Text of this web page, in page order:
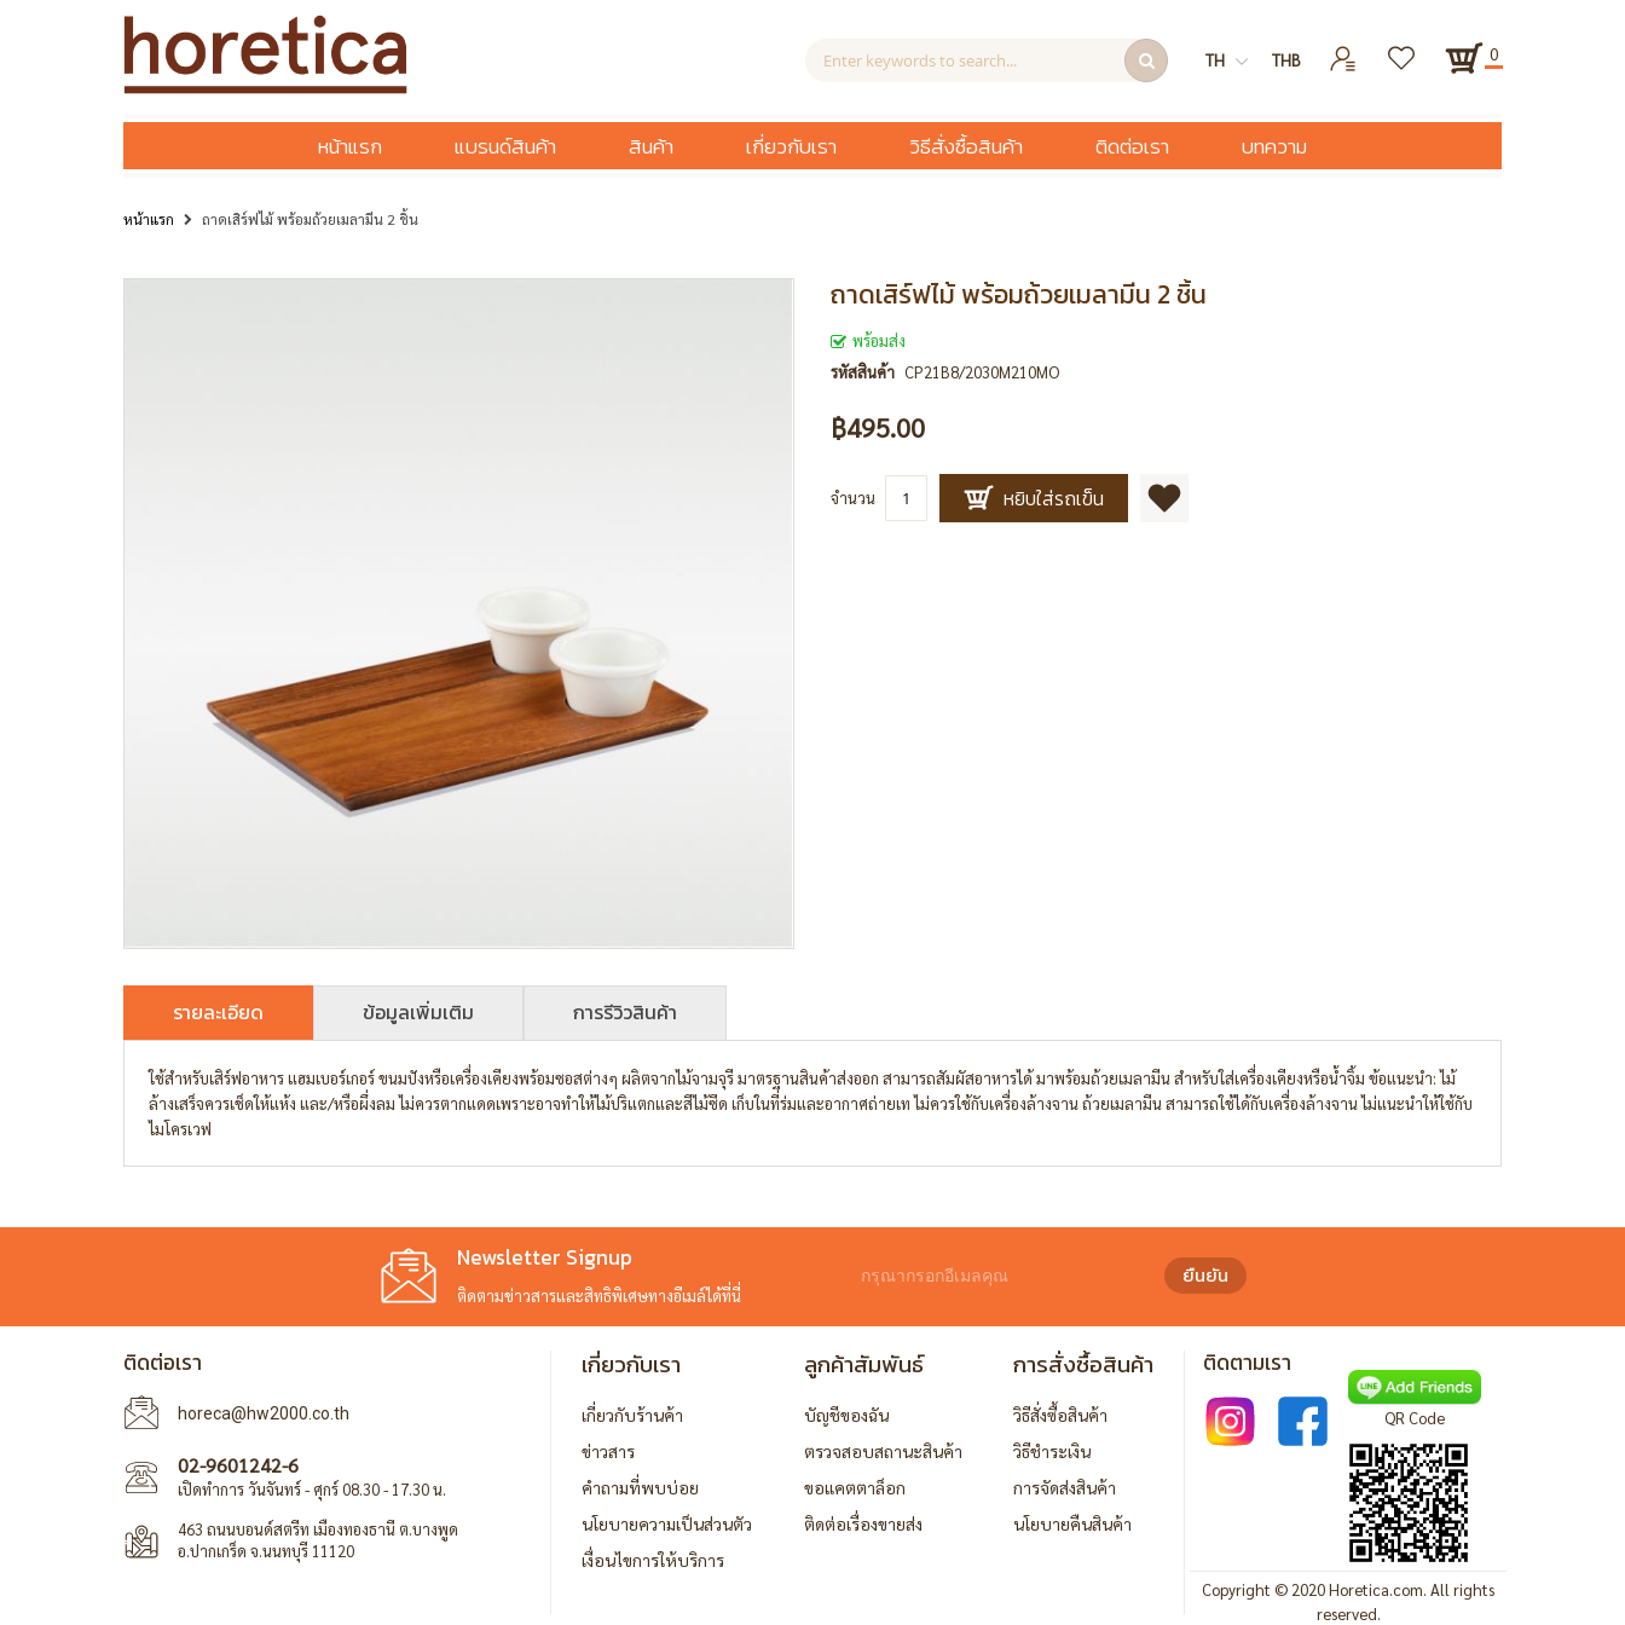
TH THB 0
หน้าแรก แบรนด์สินค้า สินค้า เกี่ยวกับเรา วิธีสั่งซื้อสินค้า ติดต่อเรา บทความ
หน้าแรก ถาดเสิร์ฟไม้ พร้อมถ้วยเมลามีน 2 ชิ้น
ถาดเสิร์ฟไม้ พร้อมถ้วยเมลามีน 2 ชิ้น
พร้อมส่ง
รหัสสินค้า CP21B8/2030M210MO
฿495.00
จำนวน หยิบใส่รถเข็น
รายละเอียด ข้อมูลเพิ่มเติม การรีวิวสินค้า
ใช้สำหรับเสิร์ฟอาหาร แฮมเบอร์เกอร์ ขนมปังหรือเครื่องเคียงพร้อมซอสต่างๆ ผลิตจากไม้จามจุรี มาตรฐานสินค้าส่งออก สามารถสัมผัสอาหารได้ มาพร้อมถ้วยเมลามีน สำหรับใส่เครื่องเคียงหรือน้ำจิ้ม ข้อแนะนำ: ไม้
ล้างเสร็จควรเช็ดให้แห้ง และ/หรือผึ่งลม ไม่ควรตากแดดเพราะอาจทำให้ไม้ปริแตกและสีไม้ซีด เก็บในที่ร่มและอากาศถ่ายเท ไม่ควรใช้กับเครื่องล้างจาน ถ้วยเมลามีน สามารถใช้ได้กับเครื่องล้างจาน ไม่แนะนำให้ใช้กับ
ไมโครเวฟ
Newsletter Signup
ติดตามข่าวสารและสิทธิพิเศษทางอีเมล์ได้ที่นี่
ยืนยัน
ติดต่อเรา
horeca@hw2000.co.th
02-9601242-6
เปิดทำการ วันจันทร์ - ศุกร์ 08.30 - 17.30 น.
463 ถนนบอนด์สตรีท เมืองทองธานี ต.บางพูด
อ.ปากเกร็ด จ.นนทบุรี 11120
เกี่ยวกับเรา
เกี่ยวกับร้านค้า
ข่าวสาร
คำถามที่พบบ่อย
นโยบายความเป็นส่วนตัว
เงื่อนไขการให้บริการ
ลูกค้าสัมพันธ์
บัญชีของฉัน
ตรวจสอบสถานะสินค้า
ขอแคตตาล็อก
ติดต่อเรื่องขายส่ง
การสั่งซื้อสินค้า
วิธีสั่งซื้อสินค้า
วิธีชำระเงิน
การจัดส่งสินค้า
นโยบายคืนสินค้า
ติดตามเรา
QR Code
Copyright © 2020 Horetica.com. All rights
reserved.